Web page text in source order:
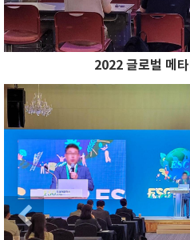
2022 글로벌 메
Previous
Previous